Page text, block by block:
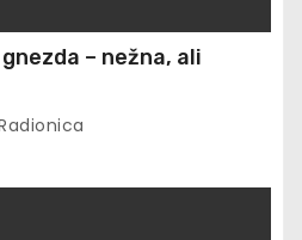
– nežna, ali